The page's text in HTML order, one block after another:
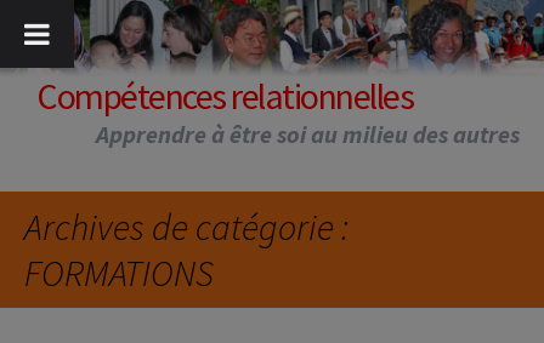
contenu
Compétences relationnelles
Apprendre à être soi au milieu des autres
Archives de catégorie :
FORMATIONS